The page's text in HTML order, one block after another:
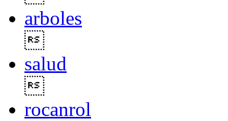
arboles
salud
rocanrol